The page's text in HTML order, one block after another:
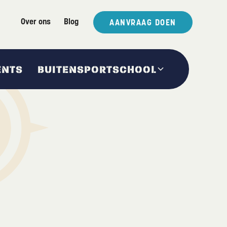
Over ons Blog AANVRAAG DOEN
BUITENSPORTSCHOOL